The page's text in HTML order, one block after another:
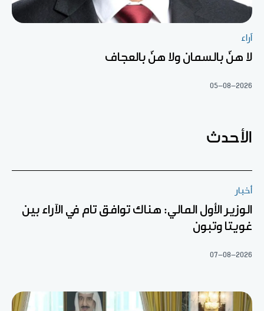
آراء
لا هنّ بالسمان ولا هنّ بالعجاف
05-08-2026
الأحدث
أخبار
الوزير الأول المالي: هناك توافق تام في الآراء بين
غويتا وتبون
07-08-2026